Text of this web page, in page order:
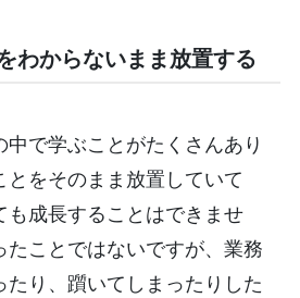
わからないまま放置する
で学ぶことがたくさんあり
とをそのまま放置していて
も成長することはできませ
たことではないですが、業務
り、躓いてしまったりした